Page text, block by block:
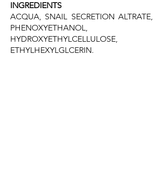
INGREDIENTS
ACQUA, SNAIL SECRETION ALTRATE,
PHENOXYETHANOL,
HYDROXYETHYLCELLULOSE,
ETHYLHEXYLGLCERIN.